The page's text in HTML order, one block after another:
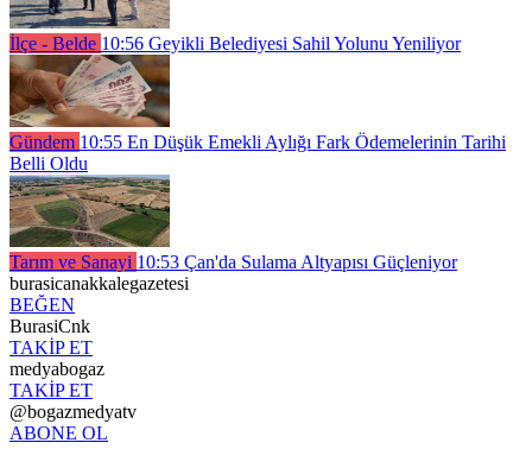
İlçe - Belde 10:56 Geyikli Belediyesi Sahil Yolunu Yeniliyor
Gündem 10:55 En Düşük Emekli Aylığı Fark Ödemelerinin Tarihi
Belli Oldu
Tarım ve Sanayi 10:53 Çan'da Sulama Altyapısı Güçleniyor
burasicanakkalegazetesi
BEĞEN
BurasiCnk
TAKİP ET
medyabogaz
TAKİP ET
@bogazmedyatv
ABONE OL